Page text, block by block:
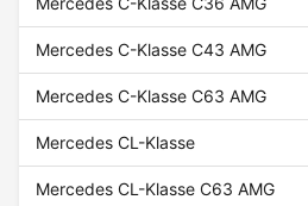
Mercedes C-Klasse C43 AMG
Mercedes C-Klasse C63 AMG
Mercedes CL-Klasse
Mercedes CL-Klasse C63 AMG